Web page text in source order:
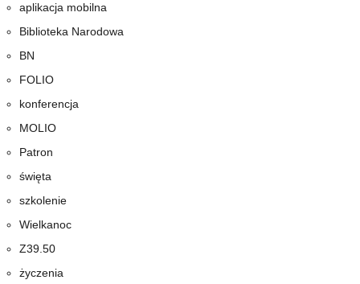
aplikacja mobilna
Biblioteka Narodowa
BN
FOLIO
konferencja
MOLIO
Patron
święta
szkolenie
Wielkanoc
Z39.50
życzenia